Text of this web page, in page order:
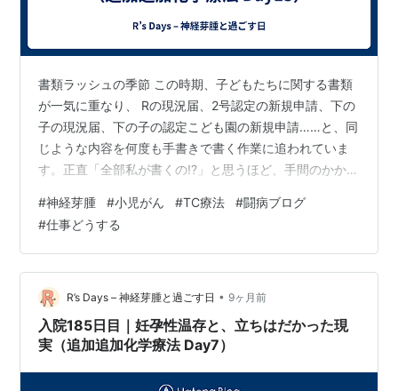
書類ラッシュの季節 この時期、子どもたちに関する書類
が一気に重なり、 Rの現況届、2号認定の新規申請、下の
子の現況届、下の子の認定こども園の新規申請……と、同
じような内容を何度も手書きで書く作業に追われていま
す。正直「全部私が書くの!?」と思うほど、手間のかかる
無事合格しました。抽選だったので本当にほっとしまし
た。Rが2026年度の途中で戻れる可能性が出てきたと
き、姉妹で同じ園に通えることは大きな安心材料です
し、家から近いのも魅力です。スラムダンクの流川楓の
「近いから」が頭をよぎるくらい……もちろん園の雰囲気
も良く、親戚からの評判もあって希望…
#神経芽腫 #小児がん #TC療法 #闘病ブログ
#仕事どうする
R’s Days – 神経芽腫と過ごす日 • 9ヶ月前
入院185日目｜妊孕性温存と、立ちはだかった現
実（追加追加化学療法 Day7）